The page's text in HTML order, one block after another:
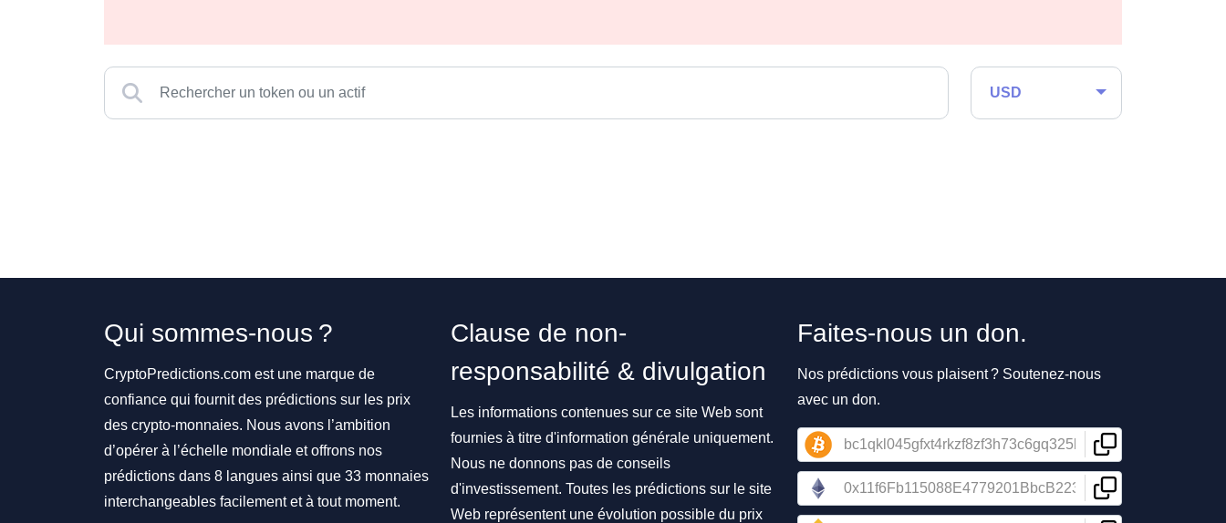
USD
Qui sommes-nous ?
CryptoPredictions.com est une marque de
confiance qui fournit des prédictions sur les prix
des crypto-monnaies. Nous avons l’ambition
d’opérer à l’échelle mondiale et offrons nos
prédictions dans 8 langues ainsi que 33 monnaies
interchangeables facilement et à tout moment.
Clause de non-
responsabilité & divulgation
Les informations contenues sur ce site Web sont
fournies à titre d'information générale uniquement.
Nous ne donnons pas de conseils
d'investissement. Toutes les prédictions sur le site
Web représentent une évolution possible du prix
Faites-nous un don.
Nos prédictions vous plaisent ? Soutenez-nous
avec un don.